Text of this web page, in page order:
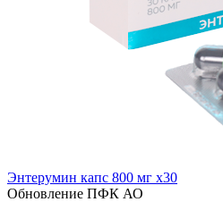
Энтерумин капс 800 мг x30
Обновление ПФК АО